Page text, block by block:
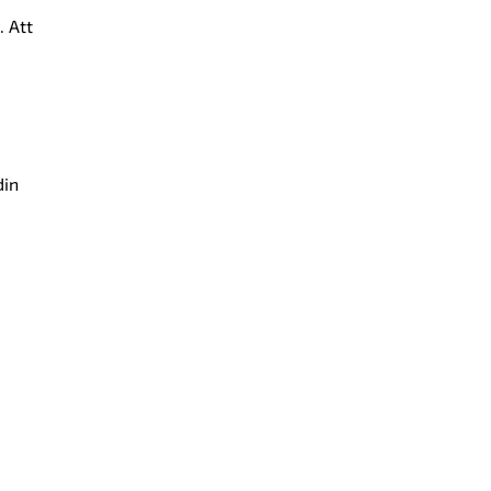
Att